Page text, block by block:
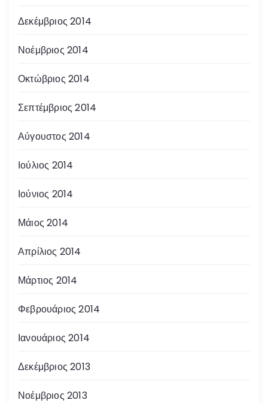
Δεκέμβριος 2014
Νοέμβριος 2014
Οκτώβριος 2014
Σεπτέμβριος 2014
Αύγουστος 2014
Ιούλιος 2014
Ιούνιος 2014
Μάιος 2014
Απρίλιος 2014
Μάρτιος 2014
Φεβρουάριος 2014
Ιανουάριος 2014
Δεκέμβριος 2013
Νοέμβριος 2013